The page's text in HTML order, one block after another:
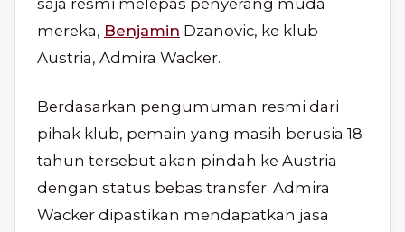
saja resmi melepas penyerang muda
mereka, Benjamin Dzanovic, ke klub
Austria, Admira Wacker.
Berdasarkan pengumuman resmi dari
pihak klub, pemain yang masih berusia 18
tahun tersebut akan pindah ke Austria
dengan status bebas transfer. Admira
Wacker dipastikan mendapatkan jasa